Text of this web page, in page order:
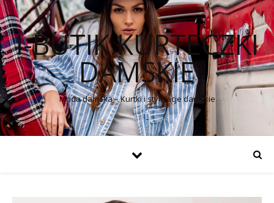
I-BUTIK KURTECZKI
DAMSKIE
Moda damska – Kurtki i stylizacje damskie